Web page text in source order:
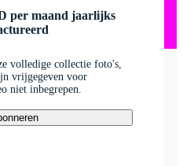
per maand jaarlijks
volledige collectie foto's,
vrijgegeven voor
niet inbegrepen.